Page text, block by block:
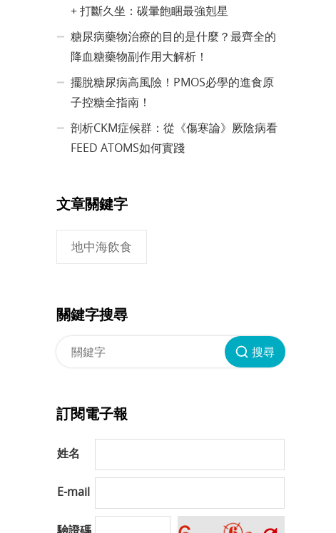
+ 打斷久坐：碳暈飽睏最強剋星
糖尿病藥物治療的目的是什麼？最齊全的
降血糖藥物副作用大解析！
擺脫糖尿病高風險！PMOS必學的進食原
子控糖全指南！
剖析CKM症候群：從《傷寒論》厥陰病看
FEED ATOMS如何實踐
文章關鍵字
地中海飲食
關鍵字搜尋
搜尋
訂閱電子報
姓名
E-mail